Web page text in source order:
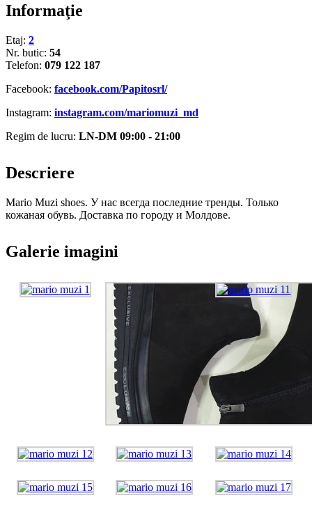
Informaţie
Etaj: 2
Nr. butic: 54
Telefon: 079 122 187
Facebook: facebook.com/Papitosrl/
Instagram: instagram.com/mariomuzi_md
Regim de lucru: LN-DM 09:00 - 21:00
Descriere
Mario Muzi shoes. У нас всегда последние тренды. Только
кожаная обувь. Доставка по городу и Молдове.
Galerie imagini